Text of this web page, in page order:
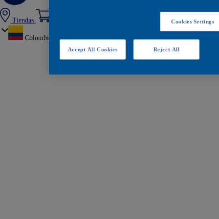
Tiendas
Colombia
Cookies Settings
Reject All
Accept All Cookies